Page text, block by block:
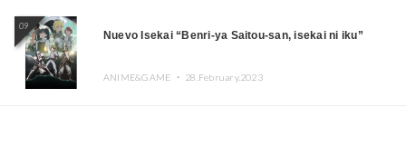
09
Nuevo Isekai “Benri-ya Saitou-san, isekai ni iku”
ANIME&GAME ・ 28.February.2023